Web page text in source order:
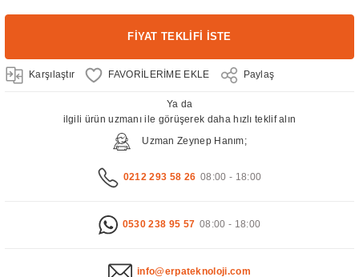
FİYAT TEKLİFİ İSTE
Karşılaştır Paylaş
Ya da
ilgili ürün uzmanı ile görüşerek daha hızlı teklif alın
Uzman Zeynep Hanım;
0212 293 58 26 08:00 - 18:00
0530 238 95 57 08:00 - 18:00
info@erpateknoloji.com